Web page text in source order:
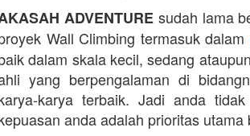
ADVENTUREsudah lama
Wall Climbing termasuk dalam
dalam skala kecil, sedang
yang berpengalaman di
karya terbaik. Jadi anda
anda adalah prioritas utama